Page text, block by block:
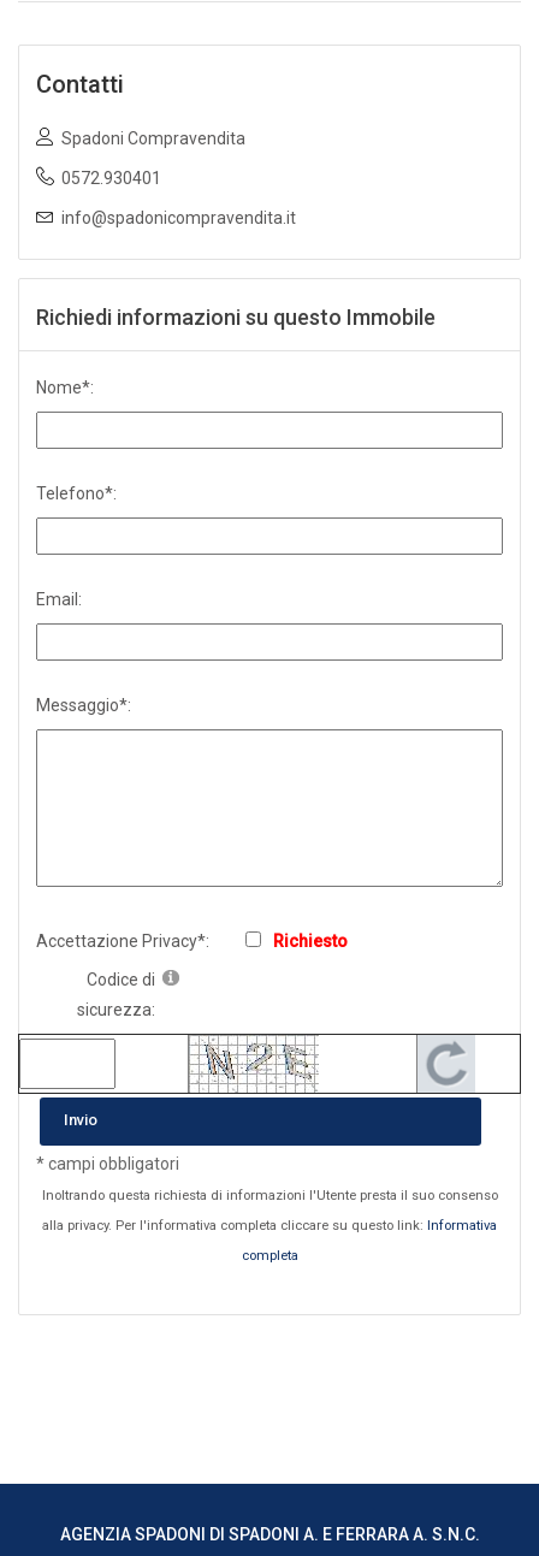
Contatti
Spadoni Compravendita
0572.930401
info@spadonicompravendita.it
Richiedi informazioni su questo Immobile
Nome*:
Telefono*:
Email:
Messaggio*:
Accettazione Privacy*:
Richiesto
Codice di
sicurezza:
Invio
* campi obbligatori
Inoltrando questa richiesta di informazioni l'Utente presta il suo consenso
alla privacy. Per l'informativa completa cliccare su questo link: Informativa
completa
AGENZIA SPADONI DI SPADONI A. E FERRARA A. S.N.C.